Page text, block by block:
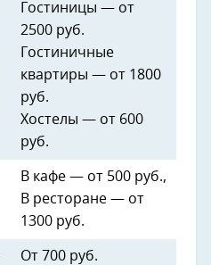
Гостиницы — от
2500 руб.
Гостиничные
квартиры — от 1800
руб.
Хостелы — от 600
руб.
В кафе — от 500 руб.,
В ресторане — от
1300 руб.
От 700 руб.